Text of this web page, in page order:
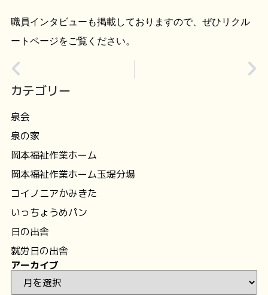
職員インタビューも掲載しておりますので、ぜひリクル
ートページをご覧ください。
カテゴリー
泉会
泉の家
岡本福祉作業ホーム
岡本福祉作業ホーム玉堤分場
コイノニアかみきた
いっちょうめパン
日の出舎
就労日の出舎
アーカイブ